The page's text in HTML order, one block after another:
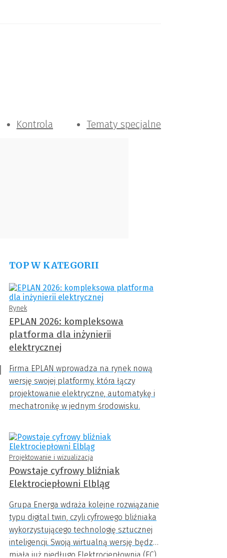
Kontrola Tematy specjalne
TOP W KATEGORII
Rynek
EPLAN 2026: kompleksowa
platforma dla inżynierii
elektrycznej
Firma EPLAN wprowadza na rynek nową
wersję swojej platformy, która łączy
projektowanie elektryczne, automatykę i
mechatronikę w jednym środowisku.
Projektowanie i wizualizacja
Powstaje cyfrowy bliźniak
Elektrociepłowni Elbląg
Grupa Energa wdraża kolejne rozwiązanie
typu digital twin, czyli cyfrowego bliźniaka
wykorzystującego technologię sztucznej
inteligencji. Swoją wirtualną wersję będzie
miała już niedługo Elektrociepłownia (EC)